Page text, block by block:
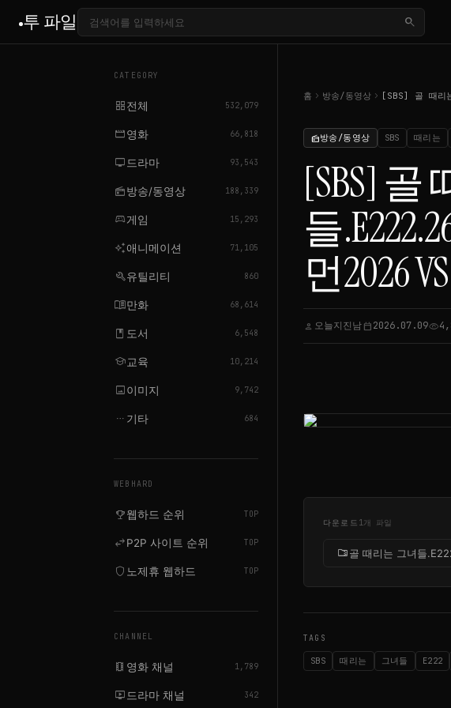
투 파일 search
CATEGORY
grid_view전체 532,079
movie영화 66,818
tv 드라마 93,543
radio방송/동영상 188,339
sports_esports게임 15,293
auto_awesome애니메이션 71,105
build유틸리티 860
menu_book만화 68,614
book 도서 6,548
school교육 10,214
image이미지 9,742
more_horiz 기타 684
WEBHARD
emoji_events웹하드 순위 TOP
swap_horizP2P 사이트 순위 TOP
shield 노제휴 웹하드 TOP
CHANNEL
local_movies 영화 채널 1,789
live_tv 드라마 채널 342
홈 chevron_right 방송/동영상 chevron_right [SBS] 골 때리
radio방송/동영상 SBS 때리는
[SBS]
들
먼2026
person 오늘지진남calendar_today2026.07.09visibility
다운로드 1개 파일
folder_zip골 때리는 그녀들
TAGS
SBS 때리는 그녀들 E222